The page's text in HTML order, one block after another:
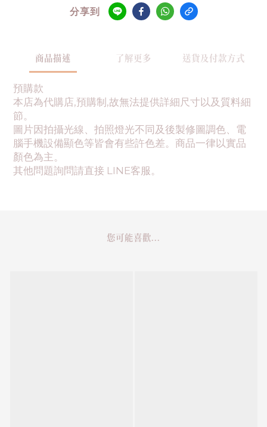
分享到
商品描述 了解更多 送貨及付款方式
預購款
本店為代購店,預購制,故無法提供詳細尺寸以及質料細
節。
圖片因拍攝光線、拍照燈光不同及後製修圖調色、電
腦手機設備顯色等皆會有些許色差。商品一律以實品
顏色為主。
其他問題詢問請直接 LINE客服。
您可能喜歡...